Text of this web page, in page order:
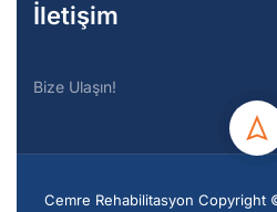
İletişim
Bize Ulaşın!
Cemre Rehabilitasyon Copyright